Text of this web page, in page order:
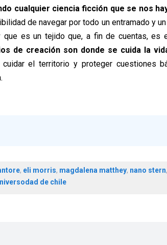
cualquier ciencia ficción que se nos
de navegar por todo un entramado y
que es un tejido que, a fin de cuentas, es
de creación son donde se cuida la
el territorio y proteger cuestiones
, eli morris, magdalena matthey, nano stern,
de chile